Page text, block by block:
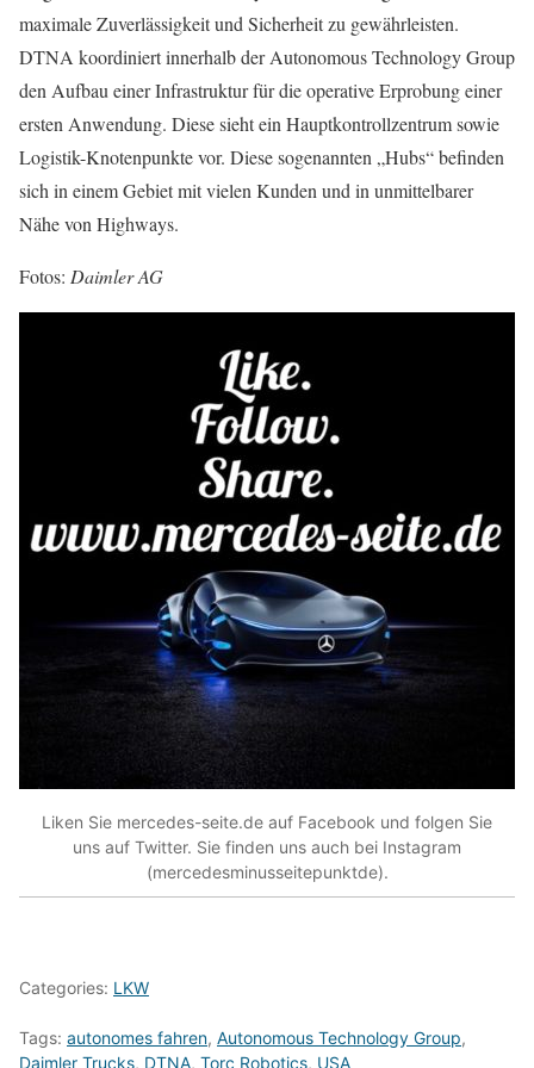
maximale Zuverlässigkeit und Sicherheit zu gewährleisten.
DTNA koordiniert innerhalb der Autonomous Technology Group
den Aufbau einer Infrastruktur für die operative Erprobung einer
ersten Anwendung. Diese sieht ein Hauptkontrollzentrum sowie
Logistik-Knotenpunkte vor. Diese sogenannten „Hubs“ befinden
sich in einem Gebiet mit vielen Kunden und in unmittelbarer
Nähe von Highways.
Fotos: Daimler AG
Liken Sie mercedes-seite.de auf Facebook und folgen Sie
uns auf Twitter. Sie finden uns auch bei Instagram
(mercedesminusseitepunktde).
Categories: LKW
Tags: autonomes fahren, Autonomous Technology Group,
Daimler Trucks, DTNA, Torc Robotics, USA